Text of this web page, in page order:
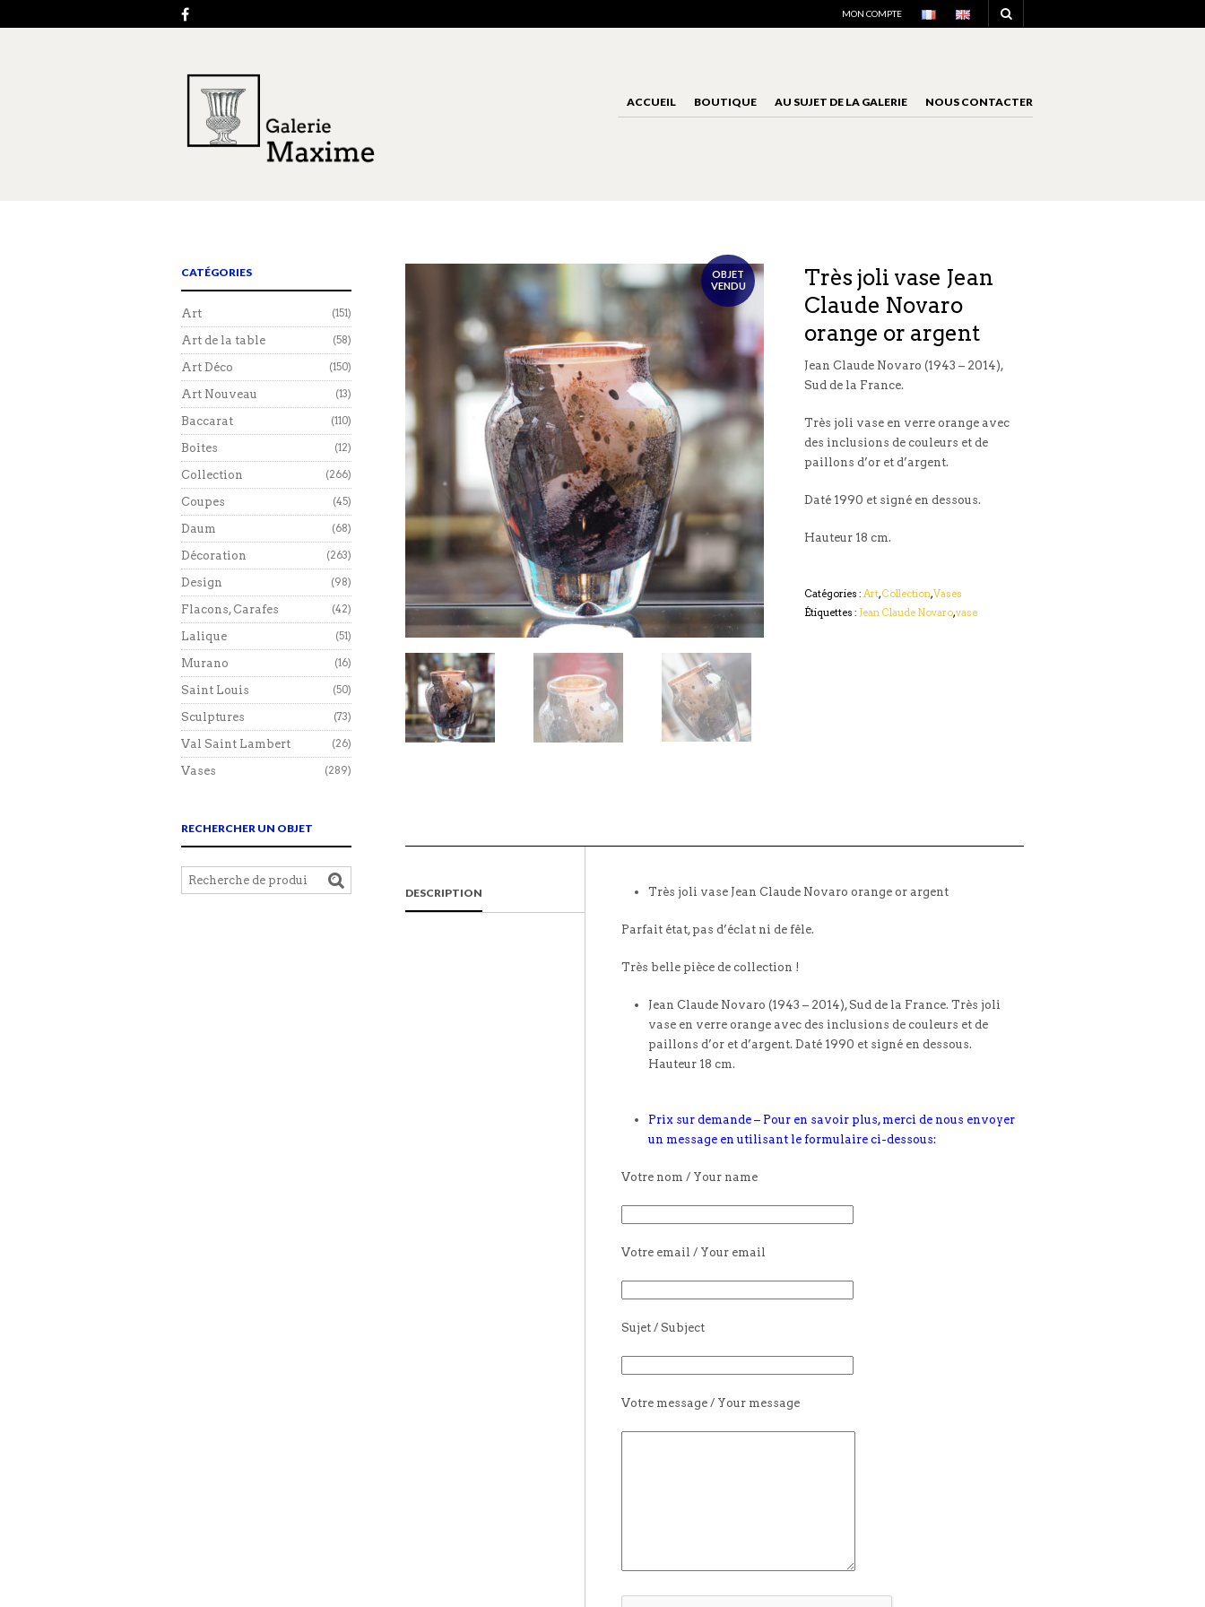
MON COMPTE
ACCUEIL BOUTIQUE AU SUJET DE LA GALERIE NOUS CONTACTER
OBJET
VENDU
Très joli vase Jean
Claude Novaro
orange or argent
Jean Claude Novaro (1943 – 2014),
Sud de la France.
Très joli vase en verre orange avec
des inclusions de couleurs et de
paillons d’or et d’argent.
Daté 1990 et signé en dessous.
Hauteur 18 cm.
Catégories : Art,Collection,Vases
Étiquettes : Jean Claude Novaro,vase
DESCRIPTION Très joli vase Jean Claude Novaro orange or argent
Parfait état, pas d’éclat ni de fêle.
Très belle pièce de collection !
Jean Claude Novaro (1943 – 2014), Sud de la France. Très joli
vase en verre orange avec des inclusions de couleurs et de
paillons d’or et d’argent. Daté 1990 et signé en dessous.
Hauteur 18 cm.
Prix sur demande – Pour en savoir plus, merci de nous envoyer
un message en utilisant le formulaire ci-dessous:
Votre nom / Your name
Votre email / Your email
Sujet / Subject
Votre message / Your message
CATÉGORIES
Art (151)
Art de la table (58)
Art Déco (150)
Art Nouveau (13)
Baccarat (110)
Boites (12)
Collection (266)
Coupes (45)
Daum (68)
Décoration (263)
Design (98)
Flacons, Carafes (42)
Lalique (51)
Murano (16)
Saint Louis (50)
Sculptures (73)
Val Saint Lambert (26)
Vases (289)
RECHERCHER UN OBJET